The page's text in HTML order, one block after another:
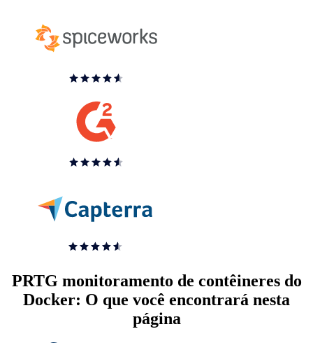
PRTG monitoramento de contêineres do
Docker: O que você encontrará nesta
página